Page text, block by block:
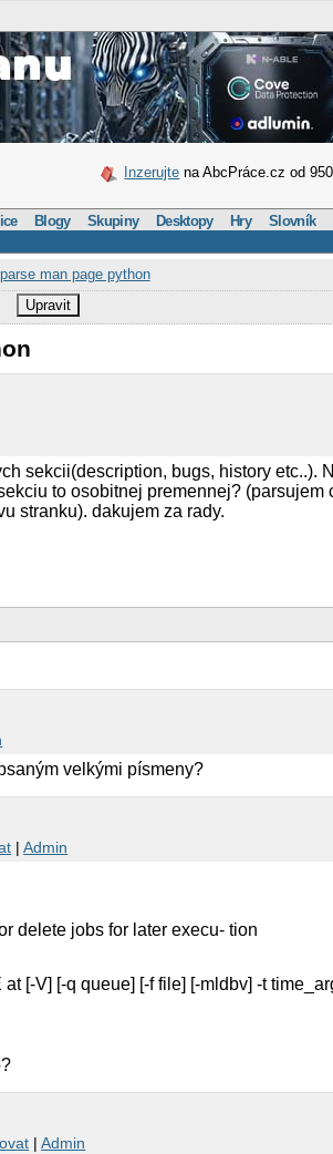
Inzerujte na AbcPráce.cz od
Blogy Skupiny Desktopy Hry Slovník
parse man page python
Upravit
sekcii(description, bugs, history etc..).
to osobitnej premennej? (parsujem
stranku). dakujem za rady.
velkými písmeny?
|Admin
delete jobs for later execu- tion
[-V] [-q queue] [-f file] [-mldbv] -t
|Admin